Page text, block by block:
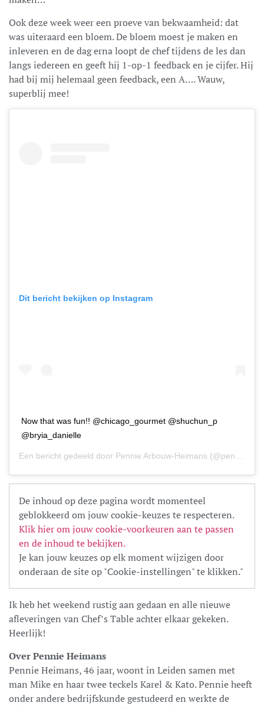
Ook deze week weer een proeve van bekwaamheid: dat
was uiteraard een bloem. De bloem moest je maken en
inleveren en de dag erna loopt de chef tijdens de les dan
langs iedereen en geeft hij 1-op-1 feedback en je cijfer. Hij
had bij mij helemaal geen feedback, een A…. Wauw,
superblij mee!
Dit bericht bekijken op Instagram
Now that was fun!! @chicago_gourmet @shuchun_p
@bryia_danielle
Een bericht gedeeld door Pennie Arbouw-Heimans (@penniearbouw) op
De inhoud op deze pagina wordt momenteel
geblokkeerd om jouw cookie-keuzes te respecteren.
Klik hier om jouw cookie-voorkeuren aan te passen
en de inhoud te bekijken.
Je kan jouw keuzes op elk moment wijzigen door
onderaan de site op "Cookie-instellingen" te klikken."
Ik heb het weekend rustig aan gedaan en alle nieuwe
afleveringen van Chef’s Table achter elkaar gekeken.
Heerlijk!
Over Pennie Heimans
Pennie Heimans, 46 jaar, woont in Leiden samen met
man Mike en haar twee teckels Karel & Kato. Pennie heeft
onder andere bedrijfskunde gestudeerd en werkte de